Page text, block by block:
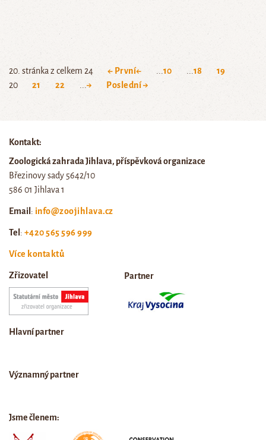
20. stránka z celkem 24 ← První← 10 18
19
20
21 22 → Poslední →
Kontakt:
Zoologická zahrada Jihlava, příspěvková organizace
Březinovy sady 5642/10
586 01 Jihlava 1
Email : info@zoojihlava.cz
Tel : +420 565 596 999
Více kontaktů
Zřizovatel Partner
Hlavní partner
Významný partner
Jsme členem: